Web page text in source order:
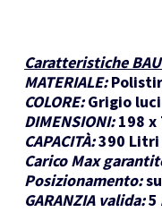
Caratteristiche
MATERIALE:
COLORE: Grigio
DIMENSIONI: 198 x
CAPACITÀ:390 Litri
Carico Max
Posizionamento:
GARANZIA valida:5